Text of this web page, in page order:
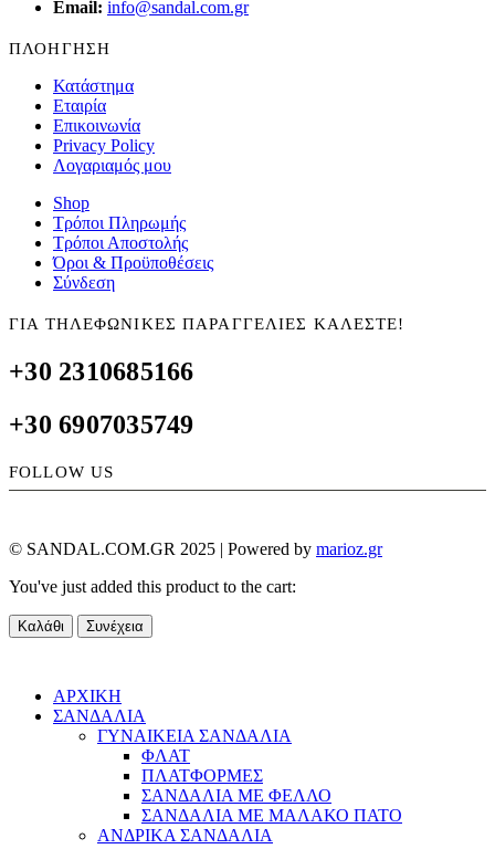
Email: info@sandal.com.gr
ΠΛΟΗΓΗΣΗ
Κατάστημα
Εταιρία
Επικοινωνία
Privacy Policy
Λογαριαμός μου
Shop
Τρόποι Πληρωμής
Τρόποι Αποστολής
Όροι & Προϋποθέσεις
Σύνδεση
ΓΙΑ ΤΗΛΕΦΩΝΙΚΕΣ ΠΑΡΑΓΓΕΛΙΕΣ ΚΑΛΕΣΤΕ!
+30 2310685166
+30 6907035749
FOLLOW US
© SANDAL.COM.GR 2025 | Powered by marioz.gr
You've just added this product to the cart:
Καλάθι Συνέχεια
ΑΡΧΙΚΗ
ΣΑΝΔΑΛΙΑ
ΓΥΝΑΙΚΕΙΑ ΣΑΝΔΑΛΙΑ
ΦΛΑΤ
ΠΛΑΤΦΟΡΜΕΣ
ΣΑΝΔΑΛΙΑ ΜΕ ΦΕΛΛΟ
ΣΑΝΔΑΛΙΑ ΜΕ ΜΑΛΑΚΟ ΠΑΤΟ
ΑΝΔΡΙΚΑ ΣΑΝΔΑΛΙΑ